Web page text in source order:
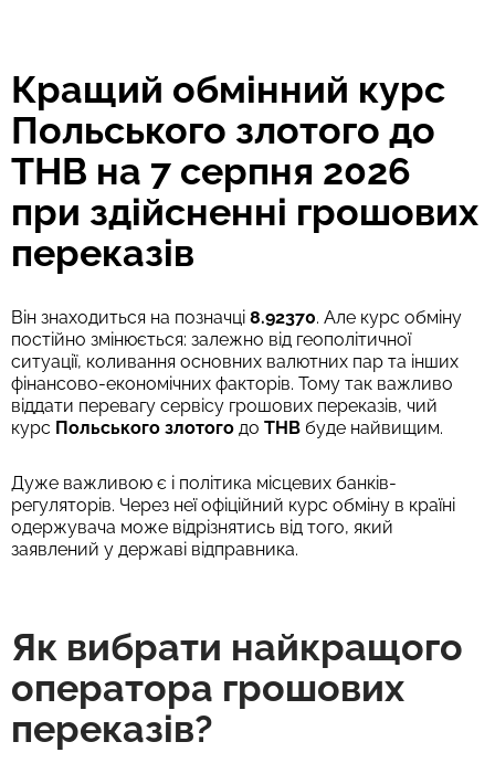
Комісія Strumok, завжди 0%
Кращий обмінний курс
Польського злотого до
THB на 7 серпня 2026
при здійсненні грошових
переказів
Він знаходиться на позначці 8.92370. Але курс обміну
постійно змінюється: залежно від геополітичної
ситуації, коливання основних валютних пар та інших
фінансово-економічних факторів. Тому так важливо
віддати перевагу сервісу грошових переказів, чий
курс Польського злотого до THB буде найвищим.
Дуже важливою є і політика місцевих банків-
регуляторів. Через неї офіційний курс обміну в країні
одержувача може відрізнятись від того, який
заявлений у державі відправника.
Як вибрати найкращого
оператора грошових
переказів?